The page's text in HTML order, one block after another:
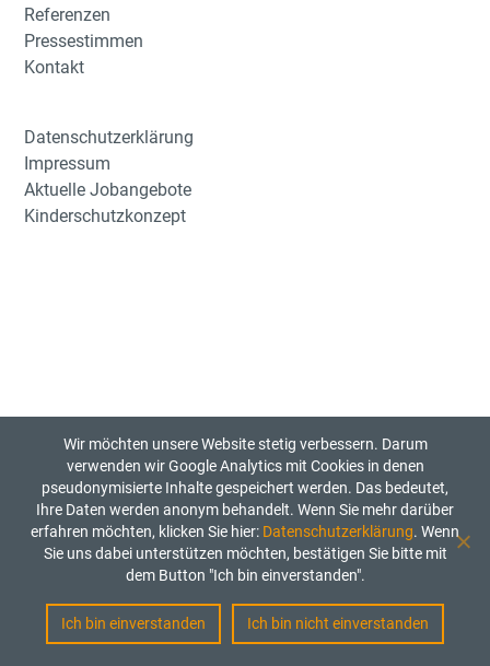
Wir möchten unsere Website stetig verbessern. Darum
verwenden wir Google Analytics mit Cookies in denen
pseudonymisierte Inhalte gespeichert werden. Das bedeutet,
Ihre Daten werden anonym behandelt. Wenn Sie mehr darüber
erfahren möchten, klicken Sie hier: Datenschutzerklärung. Wenn
Sie uns dabei unterstützen möchten, bestätigen Sie bitte mit
dem Button "Ich bin einverstanden".
Ich bin einverstanden Ich bin nicht einverstanden
Referenzen
Pressestimmen
Kontakt
Datenschutzerklärung
Impressum
Aktuelle Jobangebote
Kinderschutzkonzept